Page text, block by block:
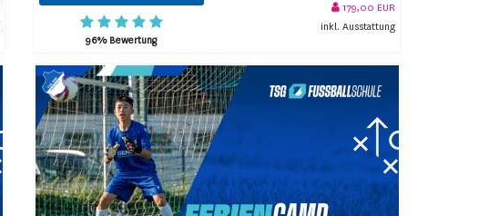
96% Bewertung
179,00 EUR
inkl. Ausstattung